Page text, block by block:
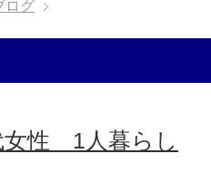
ログ
女性 1人暮らし